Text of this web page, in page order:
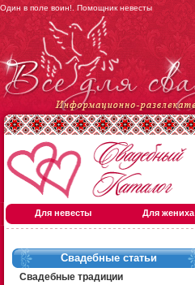
Один в поле воин!. Помощник невесты
Для невесты Для жениха
Свадебные статьи
Свадебные традиции